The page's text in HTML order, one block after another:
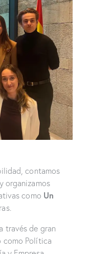
contamos
organizamos
como Un
través de gran
como Política